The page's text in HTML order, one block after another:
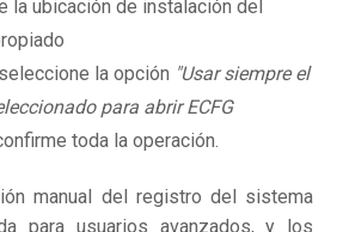
la ubicación de instalación del
la opción "Usar siempre el
para abrir ECFG
toda la operación.
manual del registro del sistema
para usuarios avanzados, y los